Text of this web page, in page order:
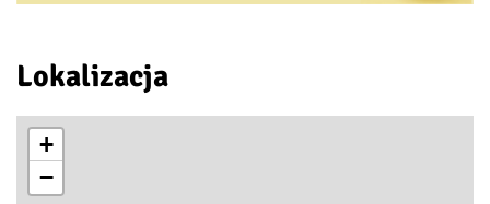
Lokalizacja
+
−